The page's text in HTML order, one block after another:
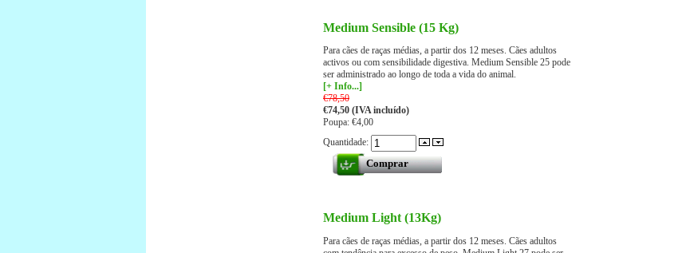
Medium Sensible (15 Kg)
Para cães de raças médias, a partir dos 12 meses. Cães adultos
activos ou com sensibilidade digestiva. Medium Sensible 25 pode
ser administrado ao longo de toda a vida do animal.
[+ Info...]
€78,50
€74,50 (IVA incluído)
Poupa: €4,00
Quantidade:
Medium Light (13Kg)
Para cães de raças médias, a partir dos 12 meses. Cães adultos